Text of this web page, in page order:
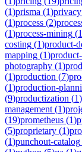
(1)prisma (1)privacy
(1)process (2)
(1)process-mining (1
costing (1)product-
mapping (1)
photography (1)
(1)production (7)
(1)production-
(9)productization (1)
management (1)
(19)prometheus (1)
(5)proprietary (1)
(1)punchout-catalog